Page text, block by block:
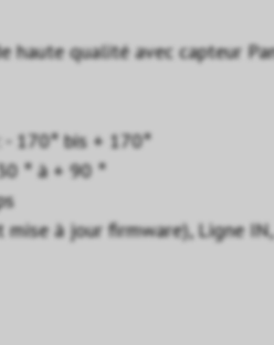
haute qualité avec capteur
170° bis + 170°
° à + 90 °
mise à jour firmware), Ligne